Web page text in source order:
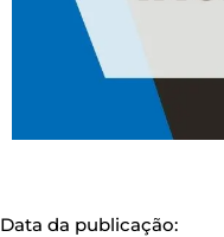
Data da publicação: